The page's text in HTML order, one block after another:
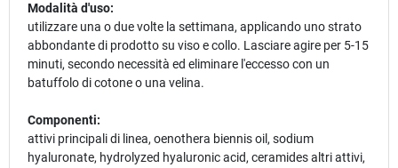
Modalità d'uso:
utilizzare una o due volte la settimana, applicando uno strato
abbondante di prodotto su viso e collo. Lasciare agire per 5-15
minuti, secondo necessità ed eliminare l'eccesso con un
batuffolo di cotone o una velina.
Componenti:
attivi principali di linea, oenothera biennis oil, sodium
hyaluronate, hydrolyzed hyaluronic acid, ceramides altri attivi,